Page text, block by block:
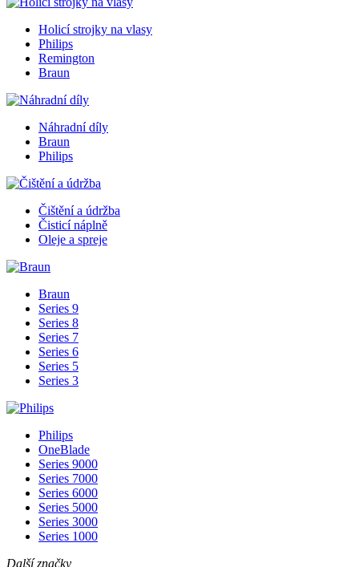
Holicí strojky na vlasy
Philips
Remington
Braun
Náhradní díly
Braun
Philips
Čištění a údržba
Čisticí náplně
Oleje a spreje
Braun
Series 9
Series 8
Series 7
Series 6
Series 5
Series 3
Philips
OneBlade
Series 9000
Series 7000
Series 6000
Series 5000
Series 3000
Series 1000
Další značky